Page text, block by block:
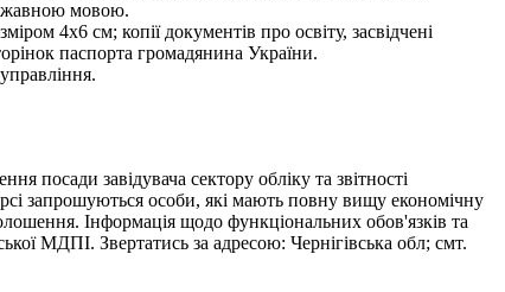
мовою.
4х6 см; копії документів про освіту, засвідчені
паспорта громадянина України.
завідувача сектору обліку та звітності
запрошуються особи, які мають повну вищу економічну
Інформація щодо функціональних обов'язків та
МДПІ. Звертатись за адресою: Чернігівська обл; смт.